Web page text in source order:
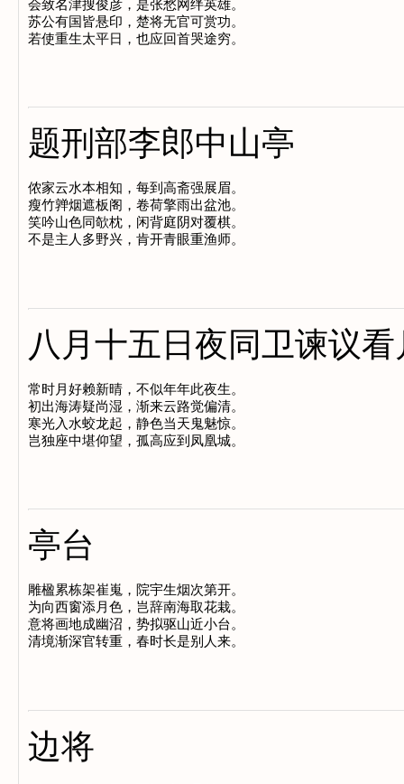
会致名津搜俊彦，是张愁网绊英雄。
苏公有国皆悬印，楚将无官可赏功。
题刑部李郎中山亭
侬家云水本相知，每到高斋强展眉。
瘦竹亸烟遮板阁，卷荷擎雨出盆池。
笑吟山色同欹枕，闲背庭阴对覆棋。
八月十五日夜同卫谏议看
常时月好赖新晴，不似年年此夜生。
初出海涛疑尚湿，渐来云路觉偏清。
寒光入水蛟龙起，静色当天鬼魅惊。
亭台
雕楹累栋架崔嵬，院宇生烟次第开。
为向西窗添月色，岂辞南海取花栽。
意将画地成幽沼，势拟驱山近小台。
边将